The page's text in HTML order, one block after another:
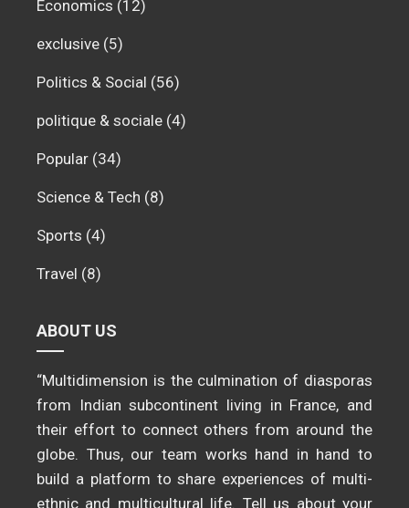
Economics (12)
exclusive (5)
Politics & Social (56)
politique & sociale (4)
Popular (34)
Science & Tech (8)
Sports (4)
Travel (8)
ABOUT US
“Multidimension is the culmination of diasporas
from Indian subcontinent living in France, and
their effort to connect others from around the
globe. Thus, our team works hand in hand to
build a platform to share experiences of multi-
ethnic and multicultural life. Tell us about your